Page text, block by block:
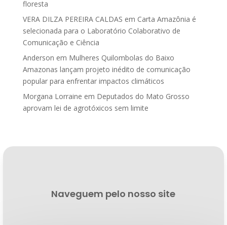
floresta
VERA DILZA PEREIRA CALDAS em Carta Amazônia é
selecionada para o Laboratório Colaborativo de
Comunicação e Ciência
Anderson em Mulheres Quilombolas do Baixo
Amazonas lançam projeto inédito de comunicação
popular para enfrentar impactos climáticos
Morgana Lorraine em Deputados do Mato Grosso
aprovam lei de agrotóxicos sem limite
Naveguem pelo nosso site